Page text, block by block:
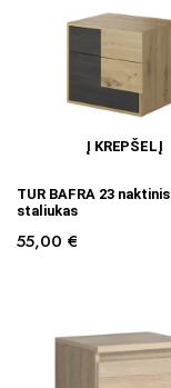
Į KREPŠELĮ
TUR BAFRA 23 naktinis
staliukas
55,00 €